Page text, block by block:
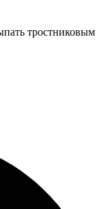
тростниковым